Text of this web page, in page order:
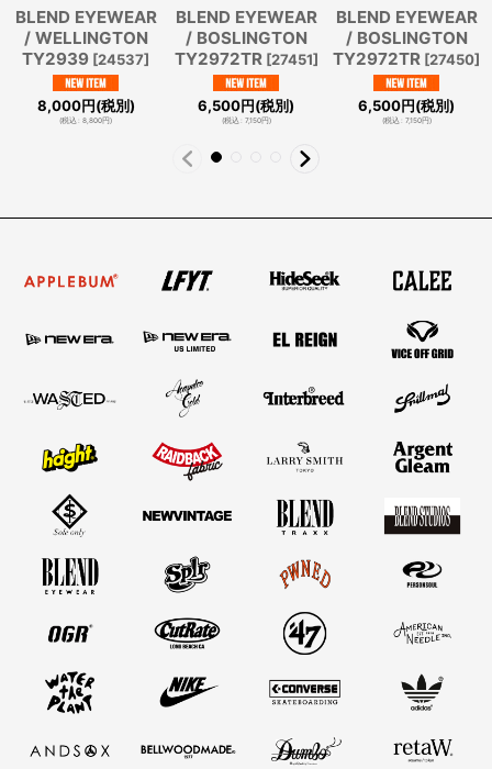
BLEND EYEWEAR
/ WELLINGTON
TY2939 [24537]
8,000円(税別)
(税込: 8,800円)
BLEND EYEWEAR
/ BOSLINGTON
TY2972TR [27451]
6,500円(税別)
(税込: 7,150円)
BLEND EYEWEAR
/ BOSLINGTON
TY2972TR [27450]
6,500円(税別)
(税込: 7,150円)